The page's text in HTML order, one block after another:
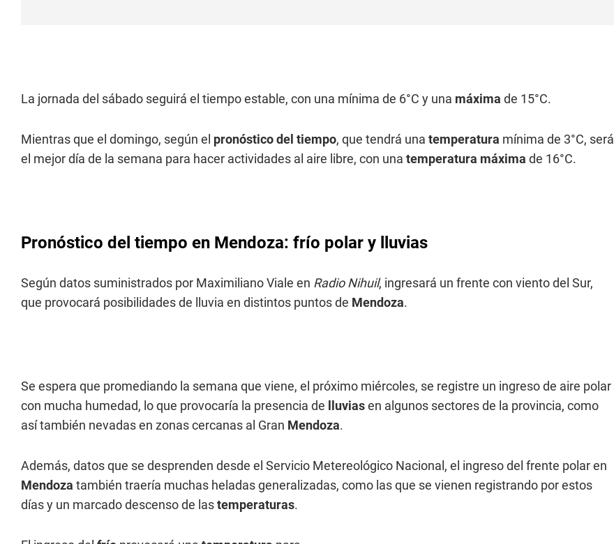
La jornada del sábado seguirá el tiempo estable, con una mínima de 6°C y una máxima de 15°C.
Mientras que el domingo, según el pronóstico del tiempo, que tendrá una temperatura mínima de 3°C, será
el mejor día de la semana para hacer actividades al aire libre, con una temperatura máxima de 16°C.
Pronóstico del tiempo en Mendoza: frío polar y lluvias
Según datos suministrados por Maximiliano Viale en Radio Nihuil, ingresará un frente con viento del Sur,
que provocará posibilidades de lluvia en distintos puntos de Mendoza.
Se espera que promediando la semana que viene, el próximo miércoles, se registre un ingreso de aire polar
con mucha humedad, lo que provocaría la presencia de
lluviasen algunos sectores de la provincia, como
así también nevadas en zonas cercanas al Gran Mendoza.
Además, datos que se desprenden desde el Servicio Metereológico Nacional, el ingreso del frente polar en
Mendoza también traería muchas heladas generalizadas, como las que se vienen registrando por estos
días y un marcado descenso de lastemperaturas.